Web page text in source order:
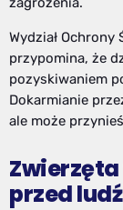
Wydział
przypomina, że
pozyskiwaniem
Dokarmianie
ale może
przed